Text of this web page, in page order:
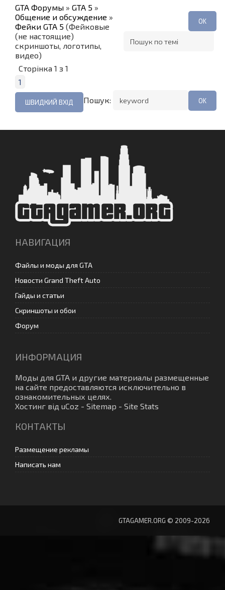
GTA Форумы » GTA 5 »
Общение и обсуждение »
Фейки GTA 5 (Фейковые
(не настоящие)
скриншоты, логотипы,
видео)
Сторінка 1 з 1
1
Пошук:
НАВИГАЦИЯ
Файлы и моды для GTA
Новости Grand Theft Auto
Гайды и статьи
Скриншоты и обои
Форум
ИНФОРМАЦИЯ
Моды для GTA и другие материалы размещенные
на сайте предоставляются исключительно в
ознакомительных целях.
Хостинг від uCoz - Sitemap - Site Stats
КОНТАКТЫ
Размещение рекламы
Написать нам
GTAGAMER.ORG © 2009-2026